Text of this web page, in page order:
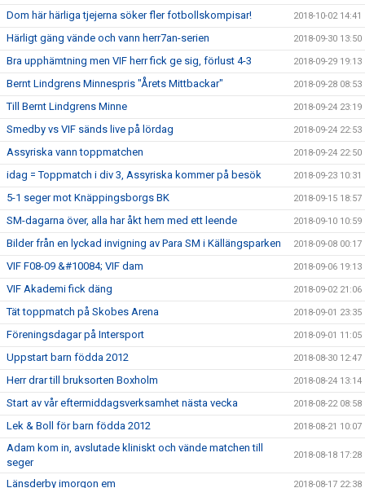
Dom här härliga tjejerna söker fler fotbollskompisar! 2018-10-02 14:41
Härligt gäng vände och vann herr7an-serien 2018-09-30 13:50
Bra upphämtning men VIF herr fick ge sig, förlust 4-3 2018-09-29 19:13
Bernt Lindgrens Minnespris "Årets Mittbackar" 2018-09-28 08:53
Till Bernt Lindgrens Minne 2018-09-24 23:19
Smedby vs VIF sänds live på lördag 2018-09-24 22:53
Assyriska vann toppmatchen 2018-09-24 22:50
idag = Toppmatch i div 3, Assyriska kommer på besök 2018-09-23 10:31
5-1 seger mot Knäppingsborgs BK 2018-09-15 18:57
SM-dagarna över, alla har åkt hem med ett leende 2018-09-10 10:59
Bilder från en lyckad invigning av Para SM i Källängsparken 2018-09-08 00:17
VIF F08-09 &#10084; VIF dam 2018-09-06 19:13
VIF Akademi fick däng 2018-09-02 21:06
Tät toppmatch på Skobes Arena 2018-09-01 23:35
Föreningsdagar på Intersport 2018-09-01 11:05
Uppstart barn födda 2012 2018-08-30 12:47
Herr drar till bruksorten Boxholm 2018-08-24 13:14
Start av vår eftermiddagsverksamhet nästa vecka 2018-08-22 08:58
Lek & Boll för barn födda 2012 2018-08-21 10:07
Adam kom in, avslutade kliniskt och vände matchen till
seger
2018-08-18 17:28
Länsderby imorgon em 2018-08-17 22:38